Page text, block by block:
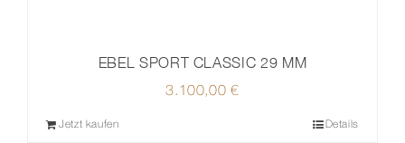
EBEL SPORT CLASSIC 29 MM
3.100,00€
Jetzt kaufen Details